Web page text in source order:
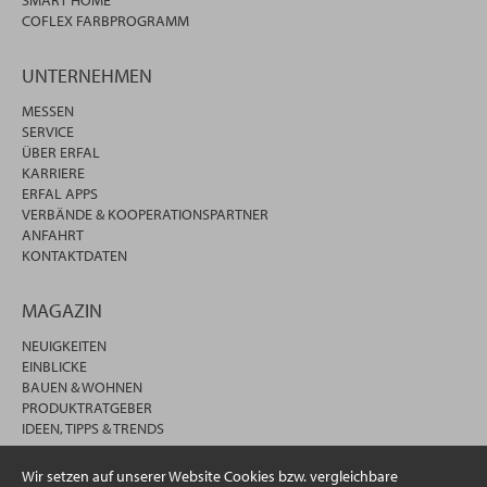
Wir setzen auf unserer Website Cookies bzw. vergleichbare
COFLEX FARBPROGRAMM
UNTERNEHMEN
MESSEN
SERVICE
ÜBER ERFAL
KARRIERE
ERFAL APPS
VERBÄNDE & KOOPERATIONSPARTNER
ANFAHRT
KONTAKTDATEN
MAGAZIN
NEUIGKEITEN
EINBLICKE
BAUEN & WOHNEN
PRODUKTRATGEBER
IDEEN, TIPPS & TRENDS